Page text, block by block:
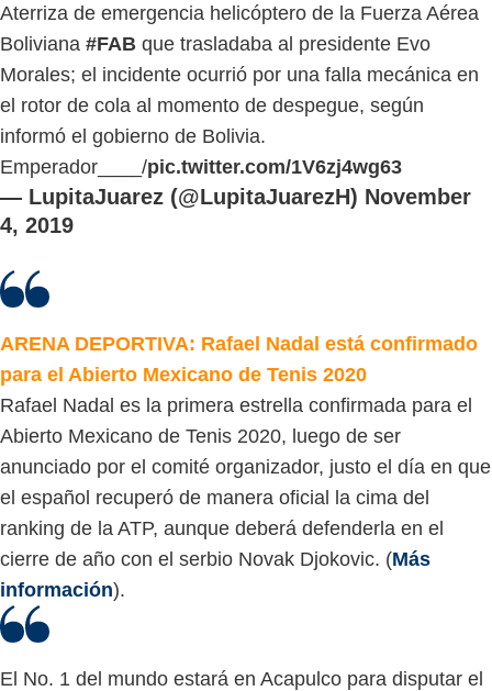
Aterriza de emergencia helicóptero de la Fuerza Aérea
Boliviana #FAB que trasladaba al presidente Evo
Morales; el incidente ocurrió por una falla mecánica en
el rotor de cola al momento de despegue, según
informó el gobierno de Bolivia.
Emperador____/pic.twitter.com/1V6zj4wg63
— LupitaJuarez (@LupitaJuarezH) November
4, 2019
ARENA DEPORTIVA: Rafael Nadal está confirmado
para el Abierto Mexicano de Tenis 2020
Rafael Nadal es la primera estrella confirmada para el
Abierto Mexicano de Tenis 2020, luego de ser
anunciado por el comité organizador, justo el día en que
el español recuperó de manera oficial la cima del
ranking de la ATP, aunque deberá defenderla en el
cierre de año con el serbio Novak Djokovic. (Más
información).
El No. 1 del mundo estará en Acapulco para disputar el